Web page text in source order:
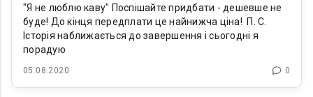
"Я не люблю каву" Поспішайте придбати - дешевше не
буде! До кінця передплати це найнижча ціна! П. С.
Історія наближається до завершення і сьогодні я
порадую
05.08.2020 0